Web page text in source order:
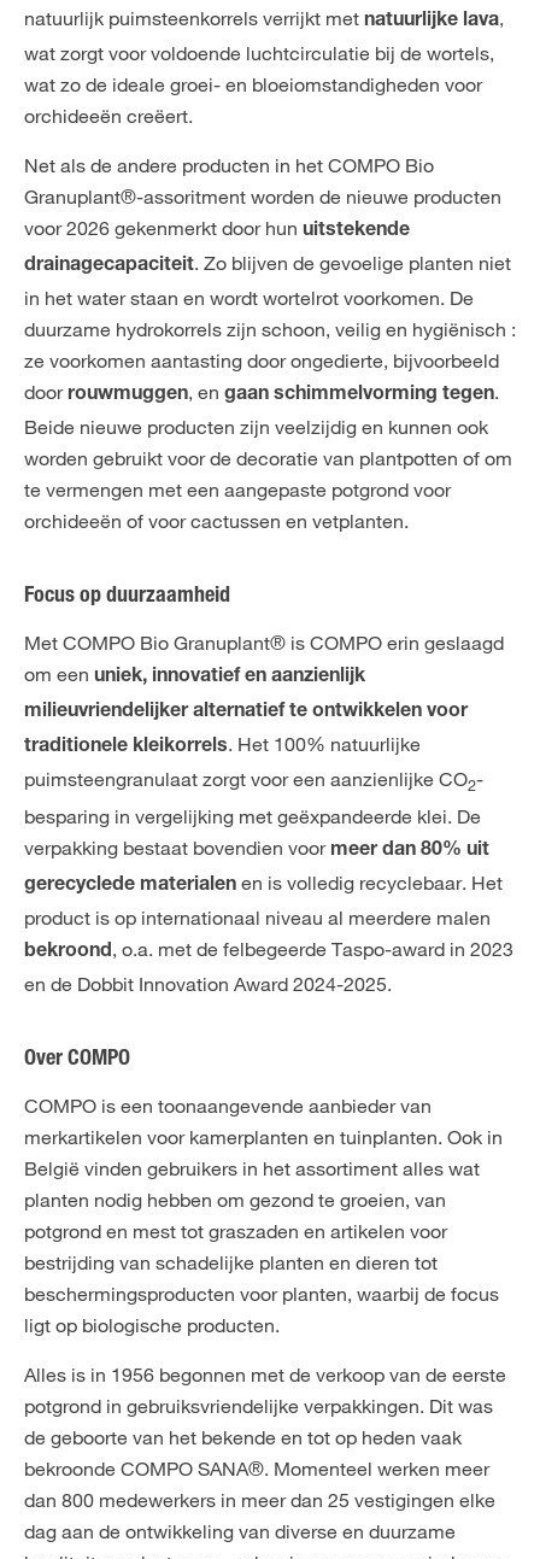
natuurlijk puimsteenkorrels verrijkt met natuurlijke lava,
wat zorgt voor voldoende luchtcirculatie bij de wortels,
wat zo de ideale groei- en bloeiomstandigheden voor
orchideeën creëert.
Net als de andere producten in het COMPO Bio
Granuplant®-assoritment worden de nieuwe producten
voor 2026 gekenmerkt door hun uitstekende
drainagecapaciteit. Zo blijven de gevoelige planten niet
in het water staan en wordt wortelrot voorkomen. De
duurzame hydrokorrels zijn schoon, veilig en hygiënisch :
ze voorkomen aantasting door ongedierte, bijvoorbeeld
doorrouwmuggen, en gaan schimmelvorming tegen.
Beide nieuwe producten zijn veelzijdig en kunnen ook
worden gebruikt voor de decoratie van plantpotten of om
te vermengen met een aangepaste potgrond voor
orchideeën of voor cactussen en vetplanten.
Focus op duurzaamheid
Met COMPO Bio Granuplant® is COMPO erin geslaagd
om een uniek, innovatief en aanzienlijk
milieuvriendelijker alternatief te ontwikkelen voor
traditionele kleikorrels. Het 100% natuurlijke
puimsteengranulaat zorgt voor een aanzienlijke CO2-
besparing in vergelijking met geëxpandeerde klei. De
verpakking bestaat bovendien voor meer dan 80% uit
gerecyclede materialen en is volledig recyclebaar. Het
product is op internationaal niveau al meerdere malen
bekroond, o.a. met de felbegeerde Taspo-award in 2023
en de Dobbit Innovation Award 2024-2025.
Over COMPO
COMPO is een toonaangevende aanbieder van
merkartikelen voor kamerplanten en tuinplanten. Ook in
België vinden gebruikers in het assortiment alles wat
planten nodig hebben om gezond te groeien, van
potgrond en mest tot graszaden en artikelen voor
bestrijding van schadelijke planten en dieren tot
beschermingsproducten voor planten, waarbij de focus
ligt op biologische producten.
Alles is in 1956 begonnen met de verkoop van de eerste
potgrond in gebruiksvriendelijke verpakkingen. Dit was
de geboorte van het bekende en tot op heden vaak
bekroonde COMPO SANA®. Momenteel werken meer
dan 800 medewerkers in meer dan 25 vestigingen elke
dag aan de ontwikkeling van diverse en duurzame